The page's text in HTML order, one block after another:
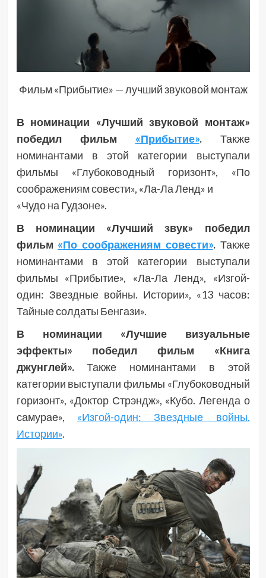
Фильм «Прибытие» — лучший звуковой монтаж
В номинации «Лучший звуковой монтаж»
победил фильм «Прибытие». Также
номинантами в этой категории выступали
фильмы «Глубоководный горизонт», «По
соображениям совести», «Ла-Ла Ленд» и
«Чудо на Гудзоне».
В номинации «Лучший звук» победил
фильм «По соображениям совести». Также
номинантами в этой категории выступали
фильмы «Прибытие», «Ла-Ла Ленд», «Изгой-
один: Звездные войны. Истории», «13 часов:
Тайные солдаты Бенгази».
В номинации «Лучшие визуальные
эффекты» победил фильм «Книга
джунглей».Также номинантами в этой
категории выступали фильмы «Глубоководный
горизонт», «Доктор Стрэндж», «Кубо. Легенда о
самурае», «Изгой-один: Звездные войны.
Истории».